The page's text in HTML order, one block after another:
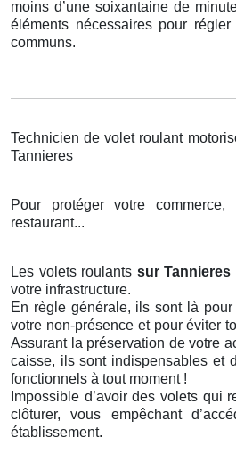
moins d’une soixantaine de
éléments nécessaires pour
communs.
Technicien de volet roulant
Tannieres
Pour protéger votre
restaurant...
Les volets roulants sur Tannieres
votre infrastructure.
En règle générale, ils sont là
votre non-présence et pour éviter
Assurant la préservation de votre
caisse, ils sont indispensables et
fonctionnels à tout moment !
Impossible d’avoir des volets qui
clôturer, vous empêchant
établissement.